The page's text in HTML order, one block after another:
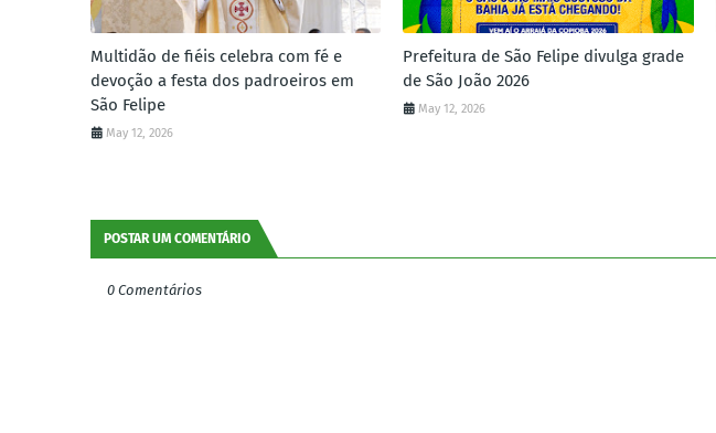
Multidão de fiéis celebra com fé e
devoção a festa dos padroeiros em
São Felipe
May 12, 2026
Prefeitura de São Felipe divulga grade
de São João 2026
May 12, 2026
POSTAR UM COMENTÁRIO
0 Comentários